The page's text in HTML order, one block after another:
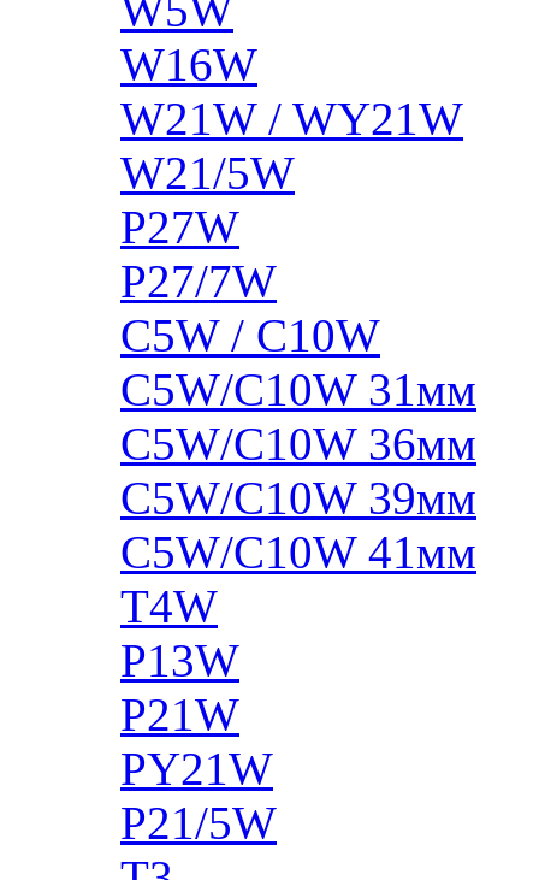
W5W
W16W
W21W / WY21W
W21/5W
P27W
P27/7W
C5W / C10W
C5W/C10W 31мм
C5W/C10W 36мм
C5W/C10W 39мм
C5W/C10W 41мм
T4W
P13W
P21W
PY21W
P21/5W